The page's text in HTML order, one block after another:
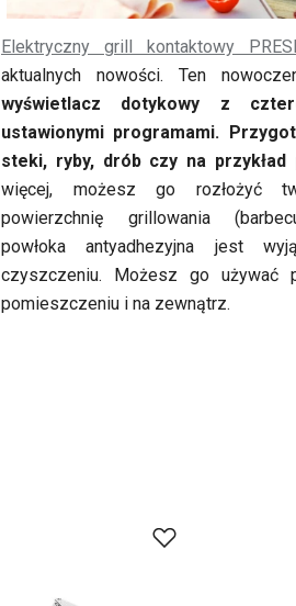
Elektryczny grill kontaktowy
aktualnych nowości. Ten
wyświetlacz dotykowy z
ustawionymi programami.
steki, ryby, drób czy na przykład
więcej, możesz go rozłożyć
powierzchnię grillowania
powłoka antyadhezyjna jest
czyszczeniu. Możesz go używać
pomieszczeniu i na zewnątrz.